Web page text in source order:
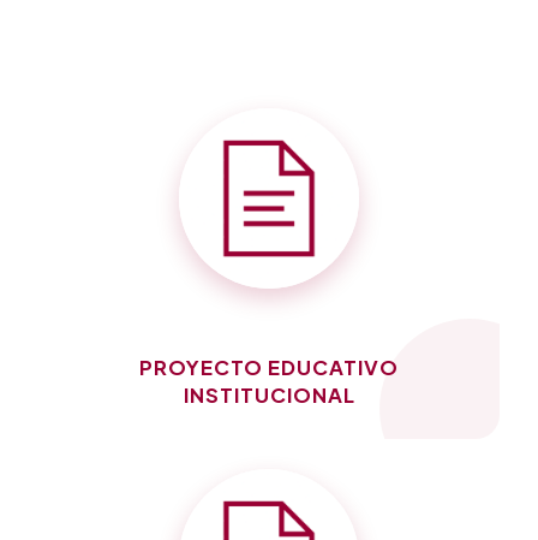
PROYECTO EDUCATIVO
INSTITUCIONAL